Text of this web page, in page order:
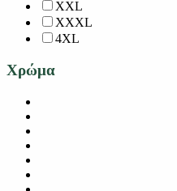
XXL
XXXL
4XL
Χρώμα